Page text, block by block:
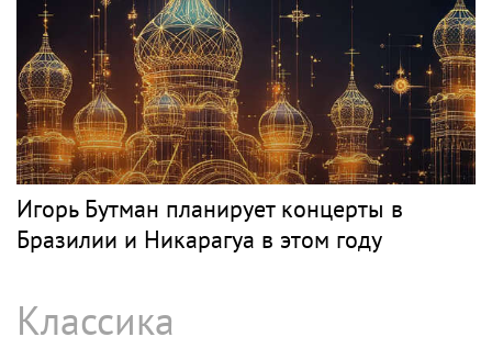
Игорь Бутман планирует концерты в
Бразилии и Никарагуа в этом году
Классика